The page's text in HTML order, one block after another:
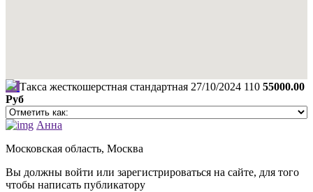
Такса жесткошерстная стандартная 27/10/2024 110 55000.00
Руб
Анна
Московская область, Москва
Вы должны войти или зарегистрироваться на сайте, для того
чтобы написать публикатору